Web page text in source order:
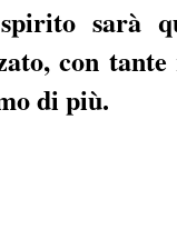
sarà
con
di più.